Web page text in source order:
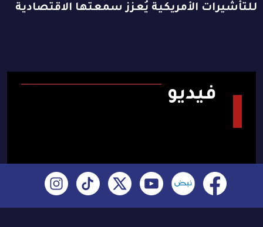
للتأشيرات الأمريكية يُعزز سمعتها الاقتصادية
فيديو